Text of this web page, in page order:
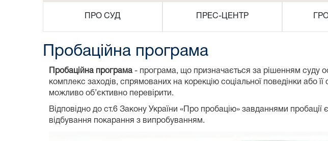
ПРО СУД ПРЕС-ЦЕНТР
Пробаційна програма
Пробаційна програма - програма, що призначається за рішенням суду
комплекс заходів, спрямованих на корекцію соціальної поведінки або
можливо об’єктивно перевірити.
Відповідно до ст.6 Закону України «Про пробацію» завданнями
відбування покарання з випробуванням.